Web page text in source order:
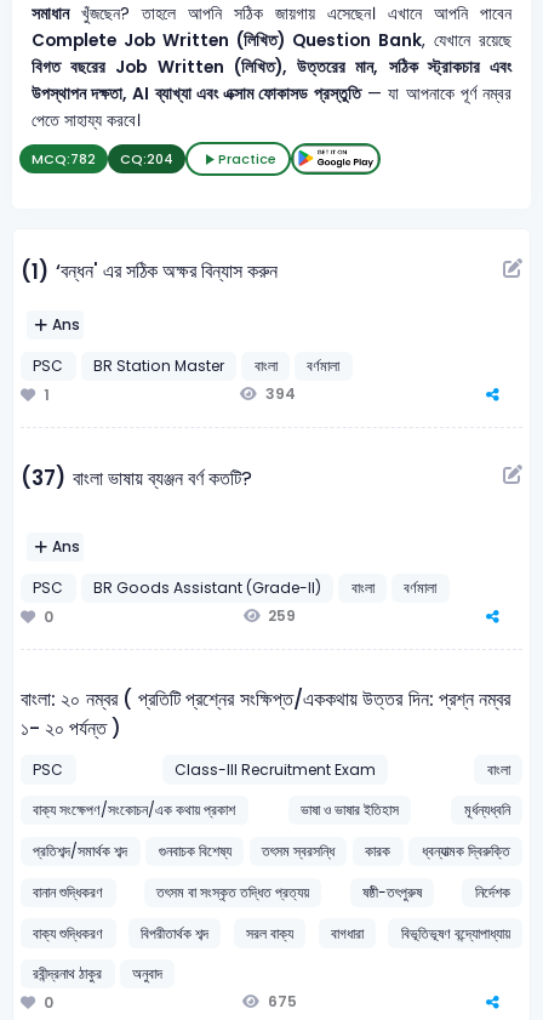
সমাধানখুঁজছেন? তাহলে আপনি সঠিক জায়গায় এসেছেন। এখানে আপনি পাবেন
Complete Job Written (লিখিত) Question Bank, যেখানে রয়েছে
বিগত বছরের Job Written (লিখিত), উত্তরের মান, সঠিক স্ট্রাকচার এবং
উপস্থাপন দক্ষতা, AI ব্যাখ্যা এবং এক্সাম ফোকাসড প্রস্তুতি— যা আপনাকে পূর্ণ নম্বর
পেতে সাহায্য করবে।
MCQ:782 CQ:204 Practice
(1) ‘বন্ধন' এর সঠিক অক্ষর বিন্যাস করুন
Ans
PSC
BR Station Master বাংলা
বর্ণমালা
1
394
(37) বাংলা ভাষায় ব্যঞ্জন বর্ণ কতটি?
Ans
PSC
BR Goods Assistant (Grade-II) বাংলা
বর্ণমালা
0
259
বাংলা: ২০ নম্বর ( প্রতিটি প্রশ্নের সংক্ষিপ্ত/এককথায় উত্তর দিন: প্রশ্ন নম্বর
১- ২০ পর্যন্ত )
PSC Class-III Recruitment Exam
বাংলা
বাক্য সংক্ষেপণ/সংকোচন/এক কথায় প্রকাশ
ভাষা ও ভাষার ইতিহাস
মূর্ধন্যধ্বনি
প্রতিশব্দ/সমার্থক শব্দ
গুনবাচক বিশেষ্য তৎসম স্বরসন্ধি কারক
ধ্বন্যাত্মক দ্বিরুক্তি
বানান শুদ্ধিকরণ
তৎসম বা সংস্কৃত তদ্ধিত প্রত্যয় ষষ্ঠী-তৎপুরুষ
নির্দেশক
বাক্য শুদ্ধিকরণ
বিপরীতার্থক শব্দ সরল বাক্য বাগধারা
বিভূতিভূষণ বন্দ্যোপাধ্যায়
রবীন্দ্রনাথ ঠাকুর
অনুবাদ
0
675